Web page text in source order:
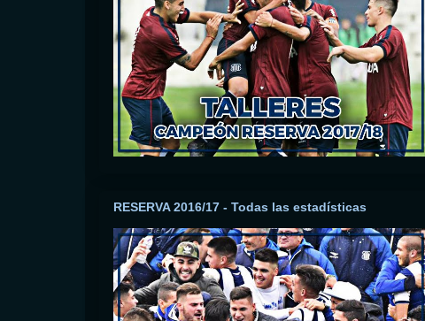
RESERVA 2016/17 - Todas las estadísticas